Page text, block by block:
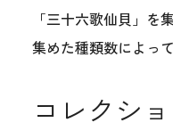
「三十六歌仙貝」を
集めた種類数によっ
コレクシ